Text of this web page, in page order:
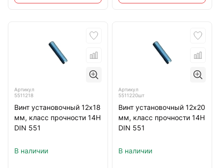
Артикул
5511218
Винт установочный 12х18
мм, класс прочности 14Н
DIN 551
В наличии
Артикул
5511220шт
Винт установочный 12х20
мм, класс прочности 14Н
DIN 551
В наличии